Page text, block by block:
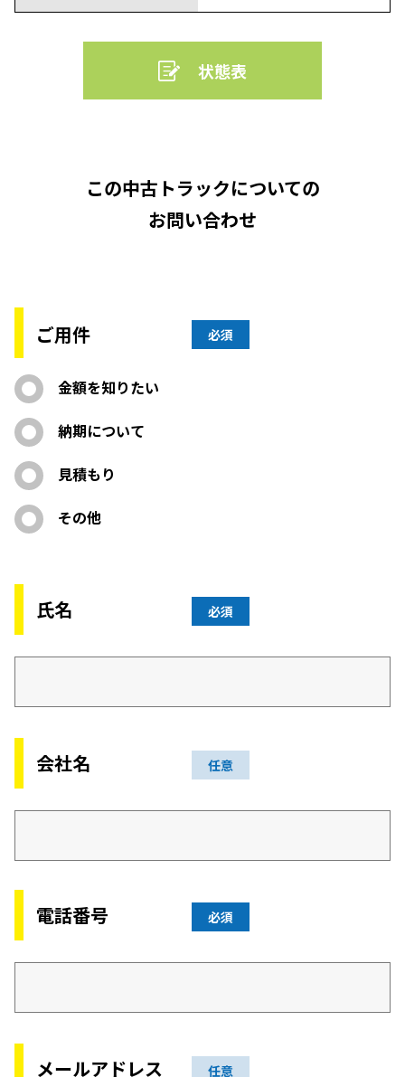
状態表
この中古トラックについての
お問い合わせ
ご用件 必須
金額を知りたい
納期について
見積もり
その他
氏名 必須
会社名 任意
電話番号 必須
メールアドレス 任意